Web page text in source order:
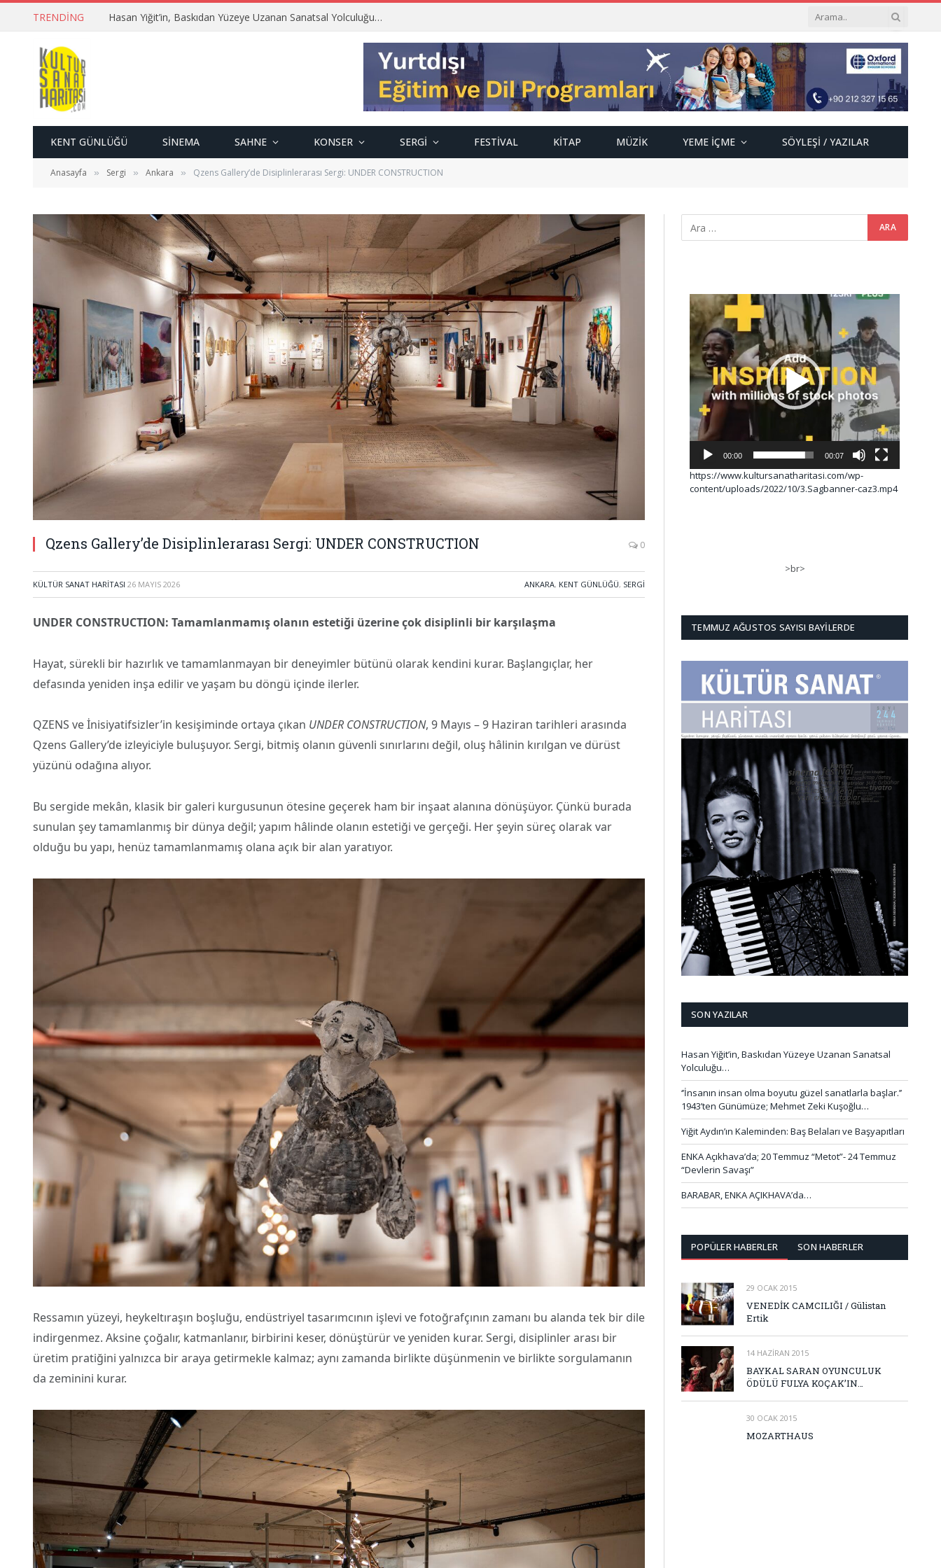
TRENDING Hasan Yiğit’in, Baskıdan Yüzeye Uzanan Sanatsal Yolculuğu…
KENT GÜNLÜĞÜ SINEMA SAHNE KONSER SERGI FESTIVAL KITAP MÜZIK YEME İÇME SÖYLEŞI / YAZILAR
Anasayfa » Sergi » Ankara » Qzens Gallery’de Disiplinlerarası Sergi: UNDER CONSTRUCTION
Qzens Gallery’de Disiplinlerarası Sergi: UNDER CONSTRUCTION 0
KÜLTÜR SANAT HARITASI 26 MAYIS 2026 ANKARA, KENT GÜNLÜĞÜ, SERGI
UNDER CONSTRUCTION: Tamamlanmamış olanın estetiği üzerine çok disiplinli bir karşılaşma
Hayat, sürekli bir hazırlık ve tamamlanmayan bir deneyimler bütünü olarak kendini kurar. Başlangıçlar, her
defasında yeniden inşa edilir ve yaşam bu döngü içinde ilerler.
QZENS ve İnisiyatifsizler’in kesişiminde ortaya çıkan UNDER CONSTRUCTION, 9 Mayıs – 9 Haziran tarihleri arasında
Qzens Gallery’de izleyiciyle buluşuyor. Sergi, bitmiş olanın güvenli sınırlarını değil, oluş hâlinin kırılgan ve dürüst
yüzünü odağına alıyor.
Bu sergide mekân, klasik bir galeri kurgusunun ötesine geçerek ham bir inşaat alanına dönüşüyor. Çünkü burada
sunulan şey tamamlanmış bir dünya değil; yapım hâlinde olanın estetiği ve gerçeği. Her şeyin süreç olarak var
olduğu bu yapı, henüz tamamlanmamış olana açık bir alan yaratıyor.
Ressamın yüzeyi, heykeltıraşın boşluğu, endüstriyel tasarımcının işlevi ve fotoğrafçının zamanı bu alanda tek bir dile
indirgenmez. Aksine çoğalır, katmanlanır, birbirini keser, dönüştürür ve yeniden kurar. Sergi, disiplinler arası bir
üretim pratiğini yalnızca bir araya getirmekle kalmaz; aynı zamanda birlikte düşünmenin ve birlikte sorgulamanın
da zeminini kurar.
Video
oynatıcı
00:00 00:07
https://www.kultursanatharitasi.com/wp-
content/uploads/2022/10/3.Sagbanner-caz3.mp4
>br>
TEMMUZ AĞUSTOS SAYISI BAYILERDE
SON YAZILAR
Hasan Yiğit’in, Baskıdan Yüzeye Uzanan Sanatsal
Yolculuğu…
‘’İnsanın insan olma boyutu güzel sanatlarla başlar.’’
1943’ten Günümüze; Mehmet Zeki Kuşoğlu…
Yiğit Aydın’ın Kaleminden: Baş Belaları ve Başyapıtları
ENKA Açıkhava’da; 20 Temmuz “Metot”- 24 Temmuz
“Devlerin Savaşı”
BARABAR, ENKA AÇIKHAVA’da…
POPÜLER HABERLER SON HABERLER
29 OCAK 2015
VENEDİK CAMCILIĞI / Gülistan
Ertik
14 HAZIRAN 2015
BAYKAL SARAN OYUNCULUK
ÖDÜLÜ FULYA KOÇAK’IN…
30 OCAK 2015
MOZARTHAUS